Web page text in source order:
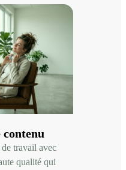
travail avec
qualité qui